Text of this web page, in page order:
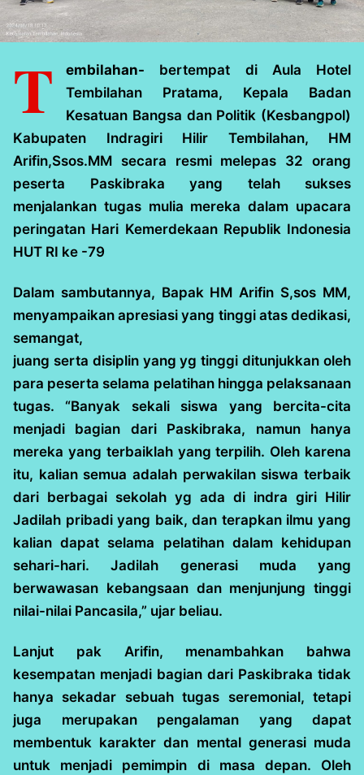
T embilahan- bertempat di Aula Hotel
Tembilahan Pratama, Kepala Badan
Kesatuan Bangsa dan Politik (Kesbangpol)
Kabupaten Indragiri Hilir Tembilahan, HM
Arifin,Ssos.MM secara resmi melepas 32 orang
peserta Paskibraka yang telah sukses
menjalankan tugas mulia mereka dalam upacara
peringatan Hari Kemerdekaan Republik Indonesia
HUT RI ke -79
Dalam sambutannya, Bapak HM Arifin S,sos MM,
menyampaikan apresiasi yang tinggi atas dedikasi,
semangat,
juang serta disiplin yang yg tinggi ditunjukkan oleh
para peserta selama pelatihan hingga pelaksanaan
tugas. “Banyak sekali siswa yang bercita-cita
menjadi bagian dari Paskibraka, namun hanya
mereka yang terbaiklah yang terpilih. Oleh karena
itu, kalian semua adalah perwakilan siswa terbaik
dari berbagai sekolah yg ada di indra giri Hilir
Jadilah pribadi yang baik, dan terapkan ilmu yang
kalian dapat selama pelatihan dalam kehidupan
sehari-hari. Jadilah generasi muda yang
berwawasan kebangsaan dan menjunjung tinggi
nilai-nilai Pancasila,” ujar beliau.
Lanjut pak Arifin, menambahkan bahwa
kesempatan menjadi bagian dari Paskibraka tidak
hanya sekadar sebuah tugas seremonial, tetapi
juga merupakan pengalaman yang dapat
membentuk karakter dan mental generasi muda
untuk menjadi pemimpin di masa depan. Oleh